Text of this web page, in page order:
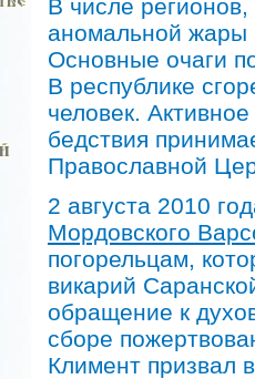
В числе
аномальной жары
Основные очаги
В республике
человек.
бедствия
Православной
2 августа 2010
Мордовского
погорельцам,
викарий
обращение к
сборе
Климент призвал